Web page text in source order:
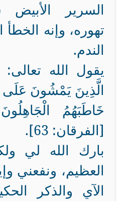
السرير
تهوره، وإنه الخطأ
الندم.
يقول الله
الَّذِينَ يَمْشُونَ عَلَى
خَاطَبَهُمُ
[الفرقان: 63].
بارك الله لي
العظيم، ونفعني
الآي والذكر